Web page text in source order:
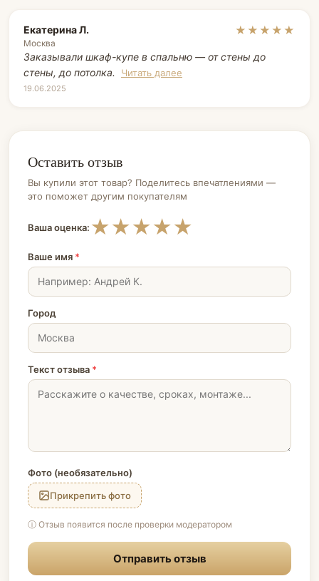
Екатерина Л.
Москва
★★★★★
Заказывали шкаф-купе в спальню — от стены до
стены, до потолка.
Читать далее
19.06.2025
Оставить отзыв
Вы купили этот товар? Поделитесь впечатлениями —
это поможет другим покупателям
Ваша оценка: ★
★
★
★
★
Ваше имя *
Город
Текст отзыва *
Фото (необязательно)
Прикрепить фото
ⓘ Отзыв появится после проверки модератором
Отправить отзыв